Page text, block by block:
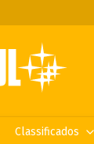
Classificados